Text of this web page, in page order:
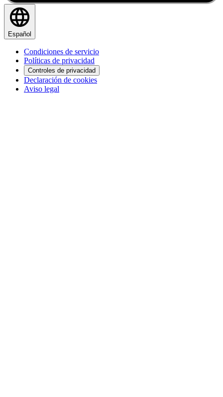
Español
Condiciones de servicio
Políticas de privacidad
Controles de privacidad
Declaración de cookies
Aviso legal